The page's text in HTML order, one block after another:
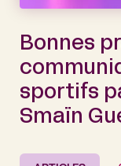
Bonnes
sportifs
Smaïn